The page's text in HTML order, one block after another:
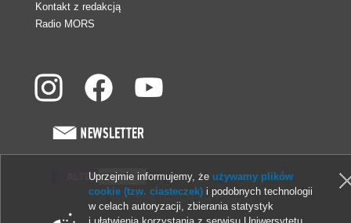
Kontakt z redakcją
Radio MORS
© 2013-2026 Uniwersytet Gdański
Uprzejmie informujemy, że używamy plików
cookie (tzw. ciasteczek) i podobnych technologii
w celach autoryzacji, zbierania statystyk